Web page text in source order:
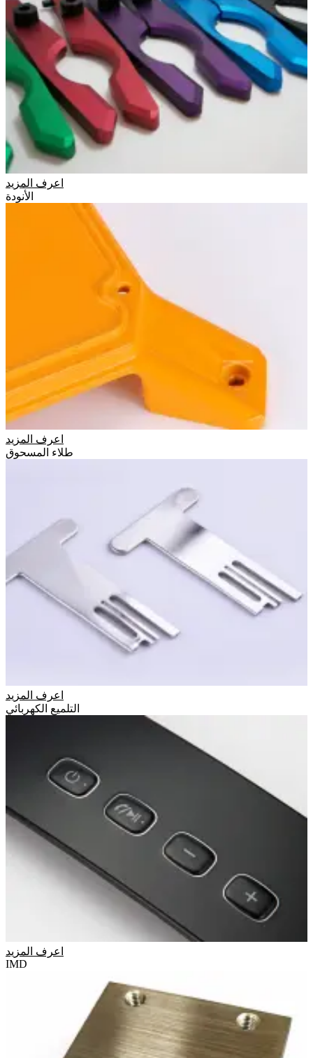
اعرف المزيد
الأنودة
اعرف المزيد
طلاء المسحوق
اعرف المزيد
التلميع الكهربائي
اعرف المزيد
IMD